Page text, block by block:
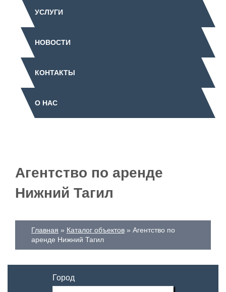
УСЛУГИ
НОВОСТИ
КОНТАКТЫ
О НАС
Агентство по аренде
Нижний Тагил
Главная Каталог объектов
Агентство по
аренде Нижний Тагил
Город